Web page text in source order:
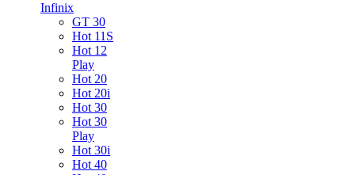
Infinix
GT 30
Hot 11S
Hot 12
Play
Hot 20
Hot 20i
Hot 30
Hot 30
Play
Hot 30i
Hot 40